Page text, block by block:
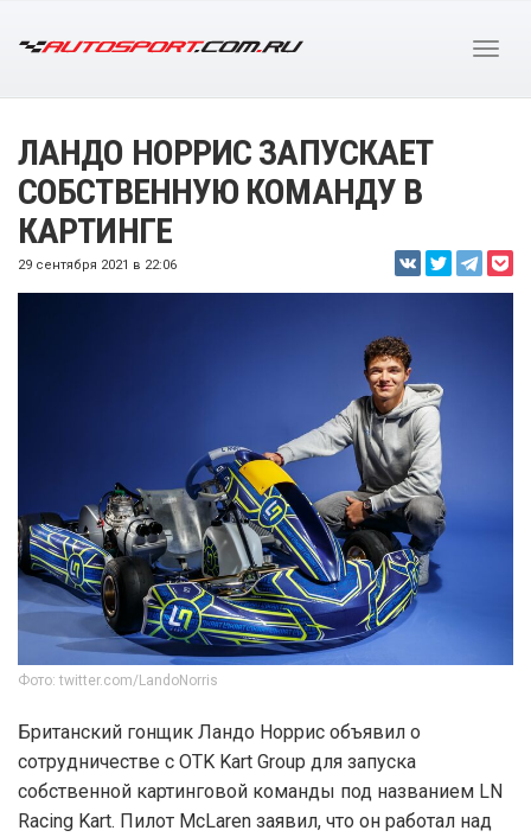
ЛАНДО НОРРИС ЗАПУСКАЕТ
СОБСТВЕННУЮ КОМАНДУ В
КАРТИНГЕ
29 сентября 2021 в 22:06
Фото: twitter.com/LandoNorris
Британский гонщик Ландо Норрис объявил о
сотрудничестве с OTK Kart Group для запуска
собственной картинговой команды под названием LN
Racing Kart. Пилот McLaren заявил, что он работал над